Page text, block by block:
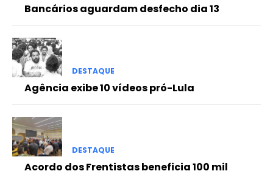
Bancários aguardam desfecho dia 13
DESTAQUE
Agência exibe 10 vídeos pró-Lula
DESTAQUE
Acordo dos Frentistas beneficia 100 mil